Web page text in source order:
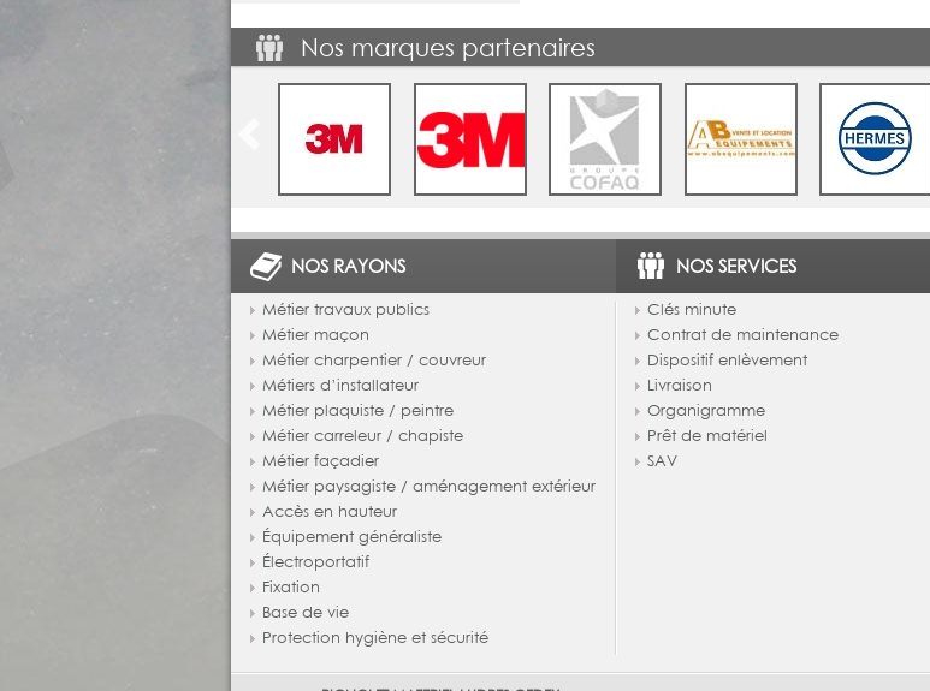
Nos marques partenaires
NOS RAYONS
Métier travaux publics
Métier maçon
Métier charpentier / couvreur
Métiers d’installateur
Métier plaquiste / peintre
Métier carreleur / chapiste
Métier façadier
Métier paysagiste / aménagement extérieur
Accès en hauteur
Équipement généraliste
Électroportatif
Fixation
Base de vie
Protection hygiène et sécurité
NOS SERVICES
Clés minute
Contrat de maintenance
Dispositif enlèvement
Livraison
Organigramme
Prêt de matériel
SAV